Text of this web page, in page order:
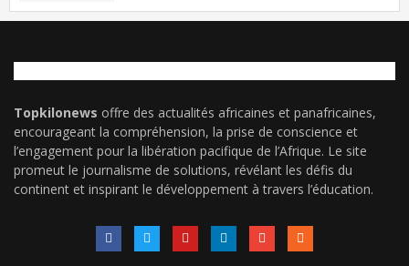
Topkilonews offre des actualités africaines et panafricaines,
encourageant la compréhension, la prise de conscience et
l’engagement pour la libération pacifique de l’Afrique. Le site
promeut le journalisme de solutions, révélant les défis du
continent et inspirant le développement à travers l’éducation.